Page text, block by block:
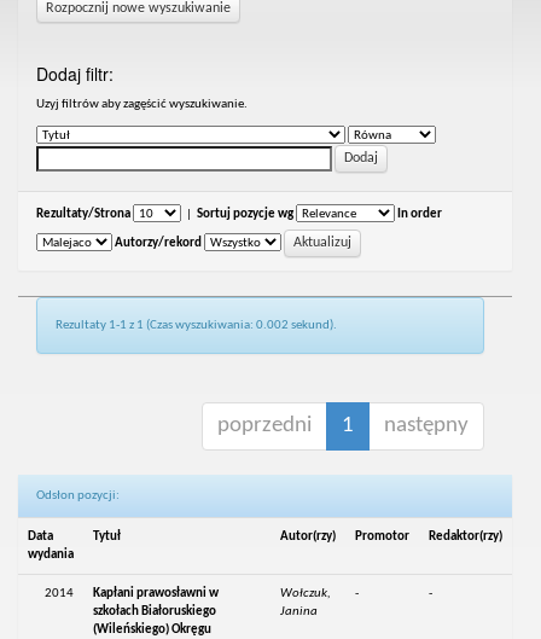
Rozpocznij nowe wyszukiwanie
Dodaj filtr:
Uzyj filtrów aby zagęścić wyszukiwanie.
Rezultaty/Strona Sortuj pozycje wg In order
Autorzy/rekord
Rezultaty 1-1 z 1 (Czas wyszukiwania: 0.002 sekund).
poprzedni 1 następny
Odsłon pozycji:
Data
wydania
Tytuł Autor(rzy) Promotor Redaktor(rzy)
2014
Kapłani prawosławni w
szkołach Białoruskiego
(Wileńskiego) Okręgu
Wołczuk,
Janina
- -